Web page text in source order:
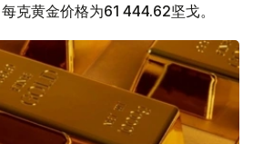
克黄金价格为61 444.62坚戈。